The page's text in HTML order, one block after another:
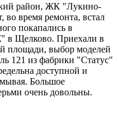
район, ЖК "Лукино-
время ремонта, встал
покапались в
в Щелково. Приехали в
площади, выбор моделей
121 из фабрики "Статус"
доступной и
Большое
очень довольны.